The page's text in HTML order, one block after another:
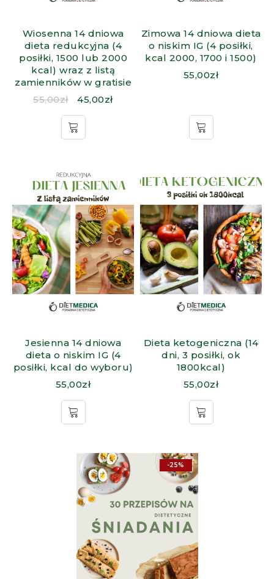
Wiosenna 14 dniowa
dieta redukcyjna (4
posiłki, 1500 lub 2000
kcal) wraz z listą
zamienników w gratisie
55,00zł 45,00zł
Zimowa 14 dniowa dieta
o niskim IG (4 posiłki,
kcal 2000, 1700 i 1500)
55,00zł
Jesienna 14 dniowa
dieta o niskim IG (4
posiłki, kcal do wyboru)
55,00zł
Dieta ketogeniczna (14
dni, 3 posiłki, ok
1800kcal)
55,00zł
-25%